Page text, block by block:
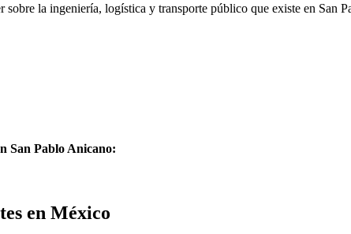
sobre la ingeniería, logística y transporte público que existe en San
San Pablo Anicano:
en México